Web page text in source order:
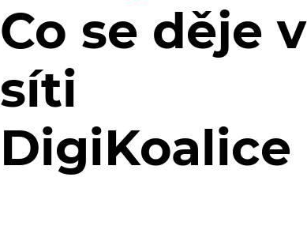
Co se děje v
síti
DigiKoalice